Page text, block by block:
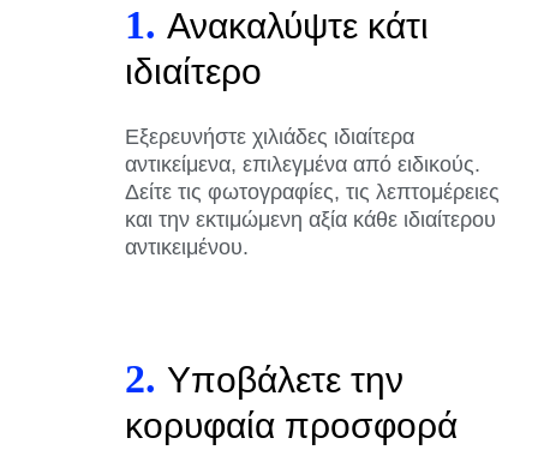
1. Ανακαλύψτε κάτι
ιδιαίτερο
Εξερευνήστε χιλιάδες ιδιαίτερα
αντικείμενα, επιλεγμένα από ειδικούς.
Δείτε τις φωτογραφίες, τις λεπτομέρειες
και την εκτιμώμενη αξία κάθε ιδιαίτερου
αντικειμένου.
2. Υποβάλετε την
κορυφαία προσφορά